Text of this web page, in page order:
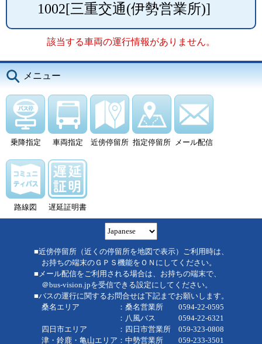
1002[三重交通(伊勢営業所)]
該当する車両の運行情報がありません。
メニュー
乗降指定 車両指定 近傍停留所 指定停留所 メール配信
路線図 遅延証明書
■近傍停留所（近くの停留所を地図で表示）ご利用時は、
お持ちの端末のＧＰＳ機能をＯＮにしてください。
■メール配信をご利用される場合は、お持ちの端末で、
＠bus-vision.jpを受信できる設定にしてください。
■バスの運行に関するお問合せは下記までお願いします。
桑名エリア ：桑名営業所 0594-22-0595
：八風バス 0594-22-6321
四日市エリア ：四日市営業所 059-323-0808
津・鈴鹿・亀山エリア：中勢営業所 059-233-3501